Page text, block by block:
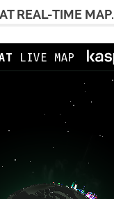
REAL-TIME MAP.